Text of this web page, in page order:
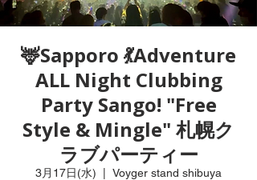
🦌Sapporo 💃Adventure
ALL Night Clubbing
Party Sango! "Free
Style & Mingle" 札幌ク
ラブパーティー
3月17日(水) Voyger stand shibuya